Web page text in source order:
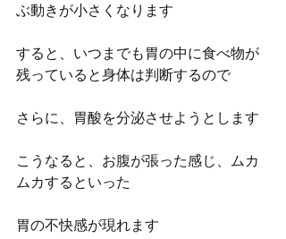
ぶ動きが小さくなります
すると、いつまでも胃の中に食べ物が
残っていると身体は判断するので
さらに、胃酸を分泌させようとします
こうなると、お腹が張った感じ、ムカ
ムカするといった
胃の不快感が現れます